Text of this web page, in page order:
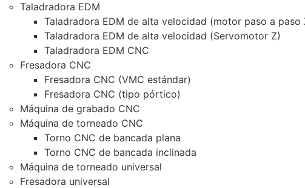
Taladradora EDM
Taladradora EDM de alta velocidad (motor paso a paso
Taladradora EDM de alta velocidad (Servomotor Z)
Taladradora EDM CNC
Fresadora CNC
Fresadora CNC (VMC estándar)
Fresadora CNC (tipo pórtico)
Máquina de grabado CNC
Máquina de torneado CNC
Torno CNC de bancada plana
Torno CNC de bancada inclinada
Máquina de torneado universal
Fresadora universal